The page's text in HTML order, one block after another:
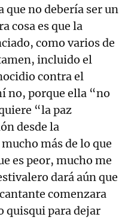
no debería ser un
cosa es que la
como varios de
incluido el
contra el
no, porque ella “no
“la paz
desde la
más de lo que
es peor, mucho me
dará aún que
comenzara
quisqui para dejar